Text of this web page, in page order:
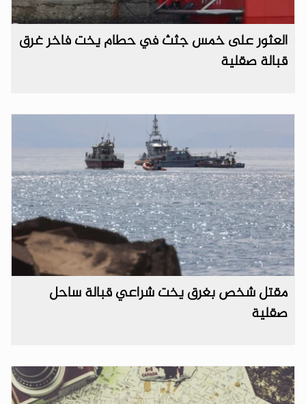
العثور على خمس جثث في حطام يخت فاخر غرق
قبالة صقلية
مقتل شخص بغرق يخت شراعي قبالة ساحل
صقلية